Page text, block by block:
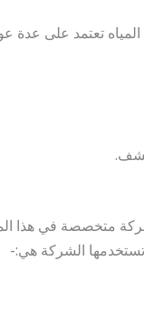
تعتمد على
متخصصة في هذا
الشركة هي:-